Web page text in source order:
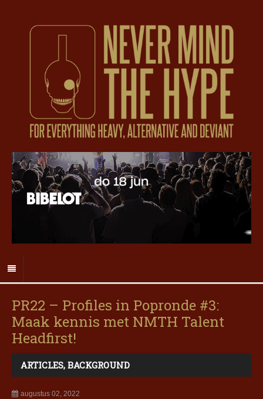
PR22 – Profiles in Popronde #3:
Maak kennis met NMTH Talent
Headfirst!
ARTICLES, BACKGROUND
augustus 02, 2022